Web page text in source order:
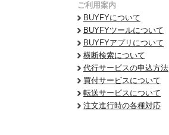
ご利用案内
BUYFYについて
BUYFYツールについて
BUYFYアプリについて
横断検索について
代行サービスの申込方法
買付サービスについて
転送サービスについて
注文進行時の各種対応